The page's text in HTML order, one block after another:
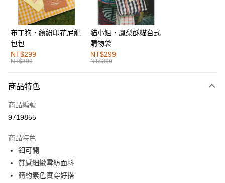
街口支付
運送方式
全家取貨付款
每筆NT$60，滿NT$1,000(含以上)免運費
付款後全家取貨
萊爾富取貨付款
付款後萊爾富取貨
每筆NT$60，滿NT$1,000(含以上)免運費
7-11取貨付款
布丁狗．繽紛印花尼龍
包包
NT$299
NT$399
貓小姐．鳳梨酥貓台式
購物袋
NT$299
NT$399
商品特色
商品編號
9719855
商品特色
釦可開
質感細緻雪紡面料
簡約素色實穿好搭